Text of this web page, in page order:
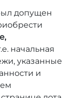
допущен
начальная
указанные
и